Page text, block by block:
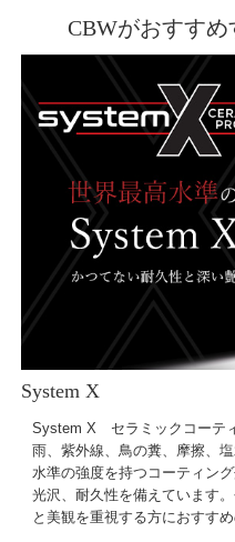
CBWがおすす
System X
System X セラミックコーテ
雨、紫外線、鳥の糞、摩擦、
水準の強度を持つコーティン
光沢、耐久性を備えています
と美観を重視する方におすすめ